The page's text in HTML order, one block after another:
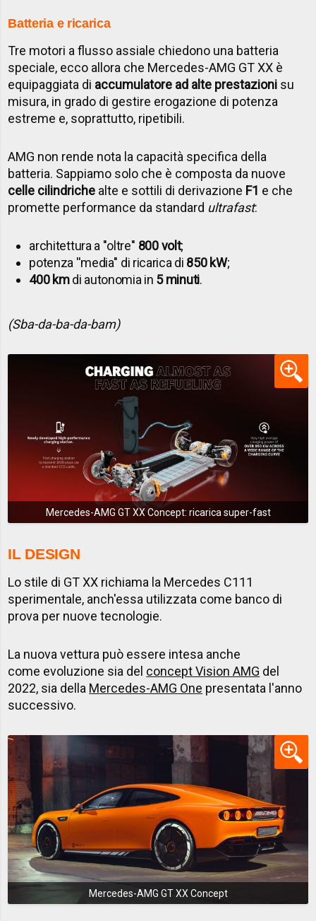
Batteria e ricarica
Tre motori a flusso assiale chiedono una batteria
speciale, ecco allora che Mercedes-AMG GT XX è
equipaggiata di accumulatore ad alte prestazioni su
misura, in grado di gestire erogazione di potenza
estreme e, soprattutto, ripetibili.
AMG non rende nota la capacità specifica della
batteria. Sappiamo solo che è composta da nuove
celle cilindriche alte e sottili di derivazione F1 e che
promette performance da standard ultrafast:
architettura a ''oltre'' 800 volt;
potenza ''media'' di ricarica di 850 kW;
400 kmdi autonomia in 5 minuti.
(Sba-da-ba-da-bam)
Mercedes-AMG GT XX Concept: ricarica super-fast
IL DESIGN
Lo stile di GT XX richiama la Mercedes C111
sperimentale, anch'essa utilizzata come banco di
prova per nuove tecnologie.
La nuova vettura può essere intesa anche
come evoluzione sia del concept Vision AMG del
2022, sia della Mercedes-AMG One presentata l'anno
successivo.
Mercedes-AMG GT XX Concept